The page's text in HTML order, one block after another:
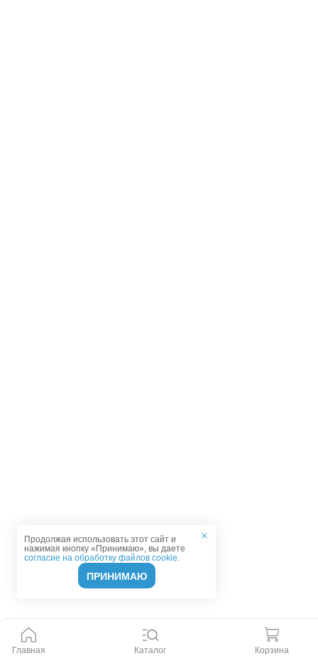
Продолжая использовать этот сайт и
нажимая кнопку «Принимаю», вы даете
согласие на обработку файлов cookie.
ПРИНИМАЮ
Главная Каталог Корзина